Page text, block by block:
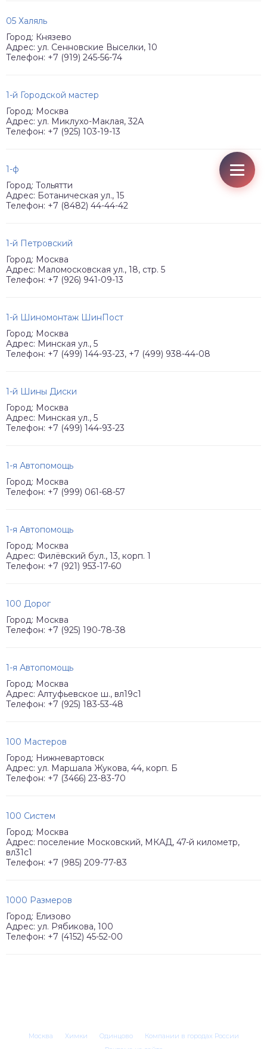
05 Халяль
Город: Князево
Адрес: ул. Сенновские Выселки, 10
Телефон: +7 (919) 245-56-74
1-й Городской мастер
Город: Москва
Адрес: ул. Миклухо-Маклая, 32А
Телефон: +7 (925) 103-19-13
1-ф
Город: Тольятти
Адрес: Ботаническая ул., 15
Телефон: +7 (8482) 44-44-42
1-й Петровский
Город: Москва
Адрес: Маломосковская ул., 18, стр. 5
Телефон: +7 (926) 941-09-13
1-й Шиномонтаж ШинПост
Город: Москва
Адрес: Минская ул., 5
Телефон: +7 (499) 144-93-23, +7 (499) 938-44-08
1-й Шины Диски
Город: Москва
Адрес: Минская ул., 5
Телефон: +7 (499) 144-93-23
1-я Автопомощь
Город: Москва
Телефон: +7 (999) 061-68-57
1-я Автопомощь
Город: Москва
Адрес: Филёвский бул., 13, корп. 1
Телефон: +7 (921) 953-17-60
100 Дорог
Город: Москва
Телефон: +7 (925) 190-78-38
1-я Автопомощь
Город: Москва
Адрес: Алтуфьевское ш., вл19с1
Телефон: +7 (925) 183-53-48
100 Мастеров
Город: Нижневартовск
Адрес: ул. Маршала Жукова, 44, корп. Б
Телефон: +7 (3466) 23-83-70
100 Систем
Город: Москва
Адрес: поселение Московский, МКАД, 47-й километр,
вл31с1
Телефон: +7 (985) 209-77-83
1000 Размеров
Город: Елизово
Адрес: ул. Рябикова, 100
Телефон: +7 (4152) 45-52-00
Москва Химки Одинцово
Компании в городах России